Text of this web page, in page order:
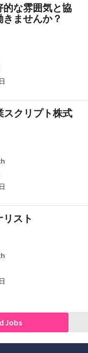
な雰囲気と協
ませんか？
クリプト株式
スト
Jobs